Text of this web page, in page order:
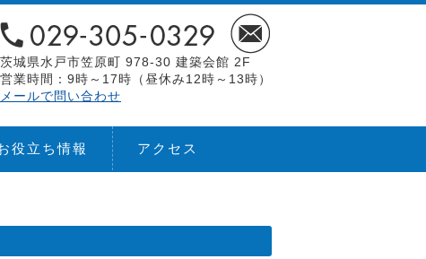
茨城県水戸市笠原町 978-30 建築会館 2F
営業時間：9時～17時（昼休み12時～13時）
メールで問い合わせ
役立ち情報 アクセス